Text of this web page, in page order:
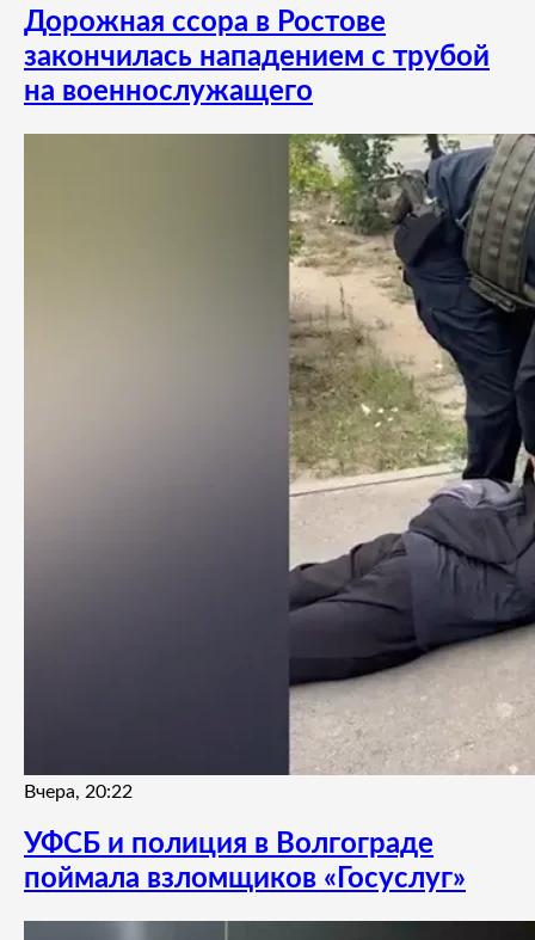
Дорожная ссора в Ростове
закончилась нападением с трубой
на военнослужащего
Вчера, 20:22
УФСБ и полиция в Волгограде
поймала взломщиков «Госуслуг»